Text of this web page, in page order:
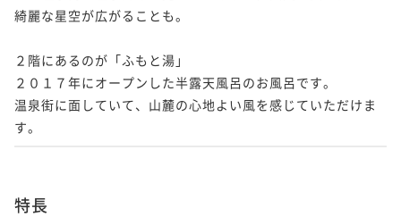
綺麗な星空が広がることも。
２階にあるのが「ふもと湯」
２０１７年にオープンした半露天風呂のお風呂です。
温泉街に面していて、山麓の心地よい風を感じていただけま
す。
特長